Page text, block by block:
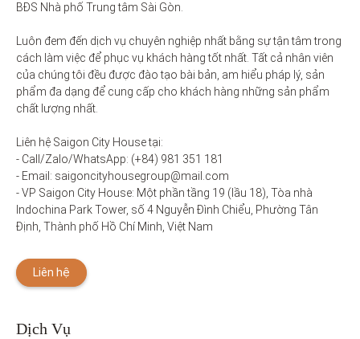
BĐS Nhà phố Trung tâm Sài Gòn.
Luôn đem đến dịch vụ chuyên nghiệp nhất bằng sự tận tâm trong
cách làm việc để phục vụ khách hàng tốt nhất. Tất cả nhân viên
của chúng tôi đều được đào tạo bài bản, am hiểu pháp lý, sản
phẩm đa dạng để cung cấp cho khách hàng những sản phẩm
chất lượng nhất.
Liên hệ Saigon City House tại:
- Call/Zalo/WhatsApp: (+84) 981 351 181
- Email: saigoncityhousegroup@mail.com
- VP Saigon City House: Một phần tầng 19 (lầu 18), Tòa nhà
Indochina Park Tower, số 4 Nguyễn Đình Chiểu, Phường Tân
Định, Thành phố Hồ Chí Minh, Việt Nam
Liên hệ
Dịch Vụ